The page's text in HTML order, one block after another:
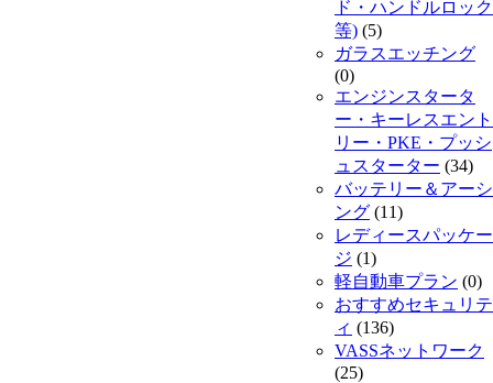
ド・ハンドルロック
等) (5)
ガラスエッチング
(0)
エンジンスタータ
ー・キーレスエント
リー・PKE・プッシ
ュスターター (34)
バッテリー＆アーシ
ング (11)
レディースパッケー
ジ (1)
軽自動車プラン (0)
おすすめセキュリテ
ィ (136)
VASSネットワーク
(25)